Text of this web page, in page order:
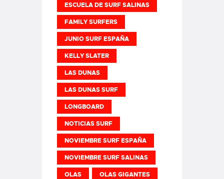
ESCUELA DE SURF SALINAS
FAMILY SURFERS
JUNIO SURF ESPAÑA
KELLY SLATER
LAS DUNAS
LAS DUNAS SURF
LONGBOARD
NOTICIAS SURF
NOVIEMBRE SURF ESPAÑA
NOVIEMBRE SURF SALINAS
OLAS OLAS GIGANTES